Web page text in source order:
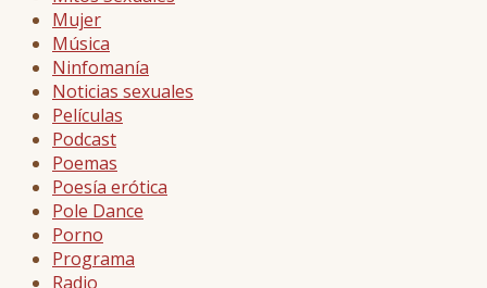
Mujer
Música
Ninfomanía
Noticias sexuales
Películas
Podcast
Poemas
Poesía erótica
Pole Dance
Porno
Programa
Radio